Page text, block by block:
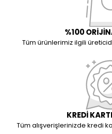
%100
Tüm ürünlerimiz ilgili
KREDİ
Tüm alışverişlerinizde kredi